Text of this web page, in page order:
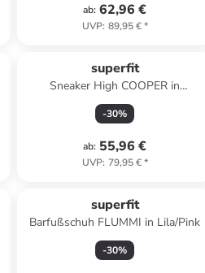
ab: 62,96 €
UVP: 89,95 €*
superfit
Sneaker High COOPER in
Blau/Orange
-30%
ab: 55,96 €
UVP: 79,95 €*
superfit
Barfußschuh FLUMMI in Lila/Pink
-30%